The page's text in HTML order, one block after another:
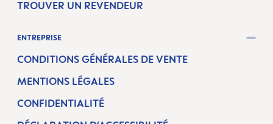
TROUVER UN REVENDEUR
ENTREPRISE
CONDITIONS GÉNÉRALES DE VENTE
MENTIONS LÉGALES
CONFIDENTIALITÉ